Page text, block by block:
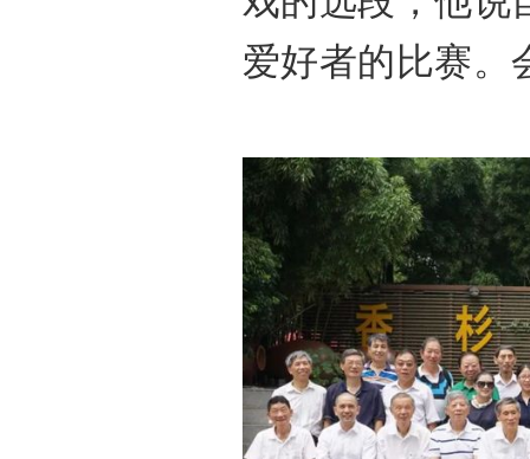
爱好者的比赛。